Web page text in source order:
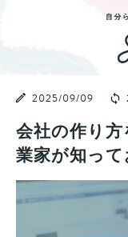
2025/09/09
会社の作り
業家が知っ